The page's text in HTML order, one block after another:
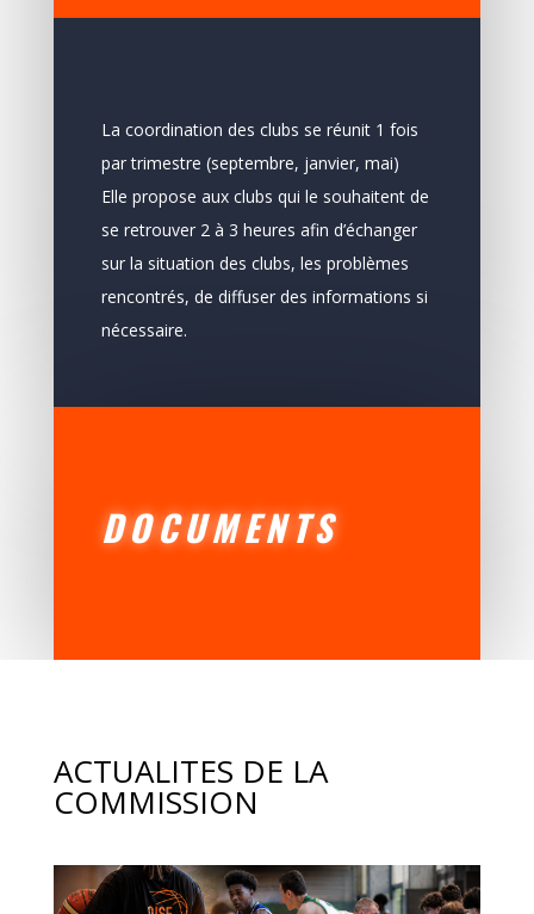
La coordination des clubs se réunit 1 fois
par trimestre (septembre, janvier, mai)
Elle propose aux clubs qui le souhaitent de
se retrouver 2 à 3 heures afin d’échanger
sur la situation des clubs, les problèmes
rencontrés, de diffuser des informations si
nécessaire.
DOCUMENTS
ACTUALITES DE LA
COMMISSION